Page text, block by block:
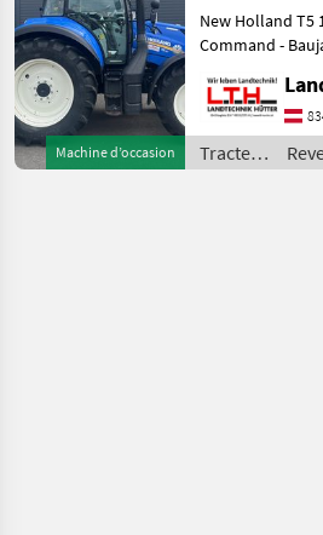
Machine d’occasion
New Holland T5
Command - Baujahr 2020 -
Powershuttle - Getriebe
16/16 - 3
Mittelachs
Tracteurs
/ New